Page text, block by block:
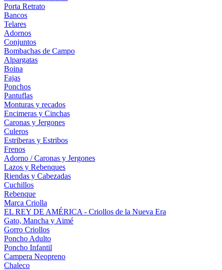
Porta Retrato
Bancos
Telares
Adornos
Conjuntos
Bombachas de Campo
Alpargatas
Boina
Fajas
Ponchos
Pantuflas
Monturas y recados
Encimeras y Cinchas
Caronas y Jergones
Culeros
Estriberas y Estribos
Frenos
Adorno / Caronas y Jergones
Lazos y Rebenques
Riendas y Cabezadas
Cuchillos
Rebenque
Marca Criolla
EL REY DE AMÉRICA - Criollos de la Nueva Era
Gato, Mancha y Aimé
Gorro Criollos
Poncho Adulto
Poncho Infantil
Campera Neopreno
Chaleco